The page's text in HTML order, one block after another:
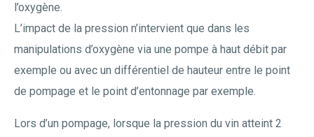
l’oxygène.
L’impact de la pression n’intervient que dans les
manipulations d’oxygène via une pompe à haut débit par
exemple ou avec un différentiel de hauteur entre le point
de pompage et le point d’entonnage par exemple.
Lors d’un pompage, lorsque la pression du vin atteint 2